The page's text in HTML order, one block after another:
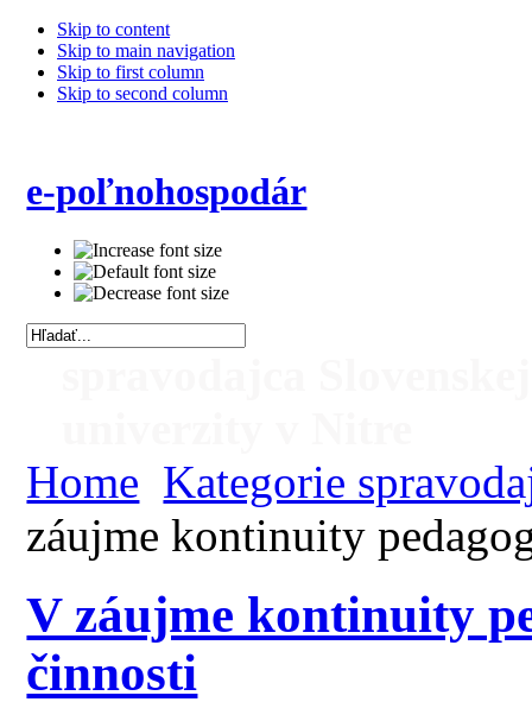
Skip to content
Skip to main navigation
Skip to first column
Skip to second column
e-poľnohospodár
Home Kategorie
záujme kontinuity
V záujme kontinuity
činnosti